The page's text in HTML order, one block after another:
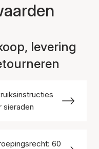
levering
sieraden
60